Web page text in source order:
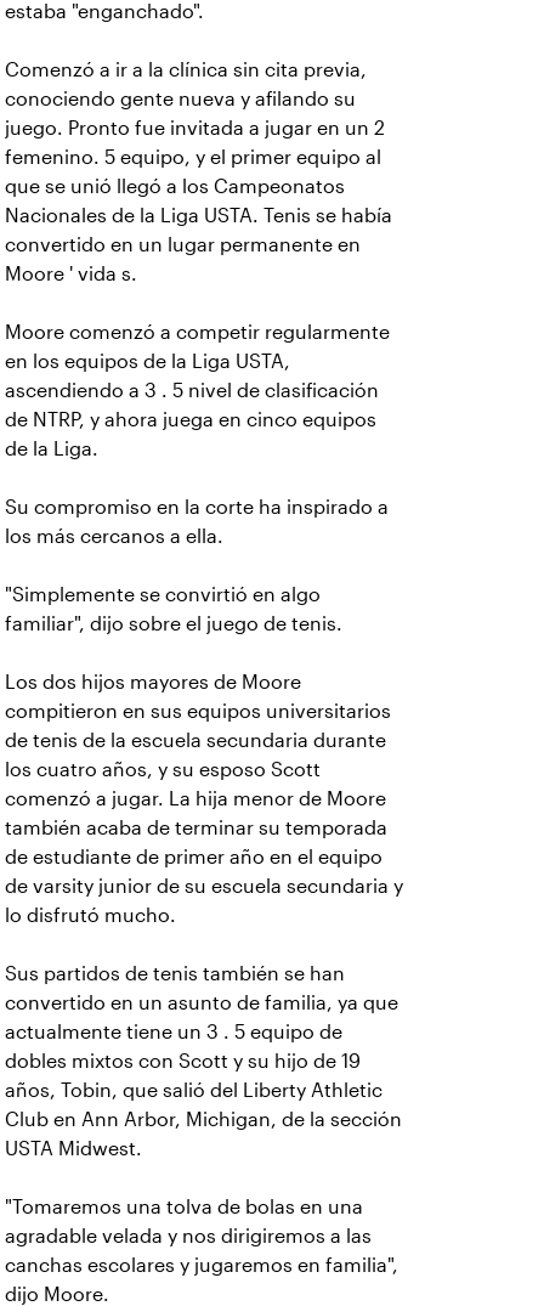
estaba "enganchado".
Comenzó a ir a la clínica sin cita previa,
conociendo gente nueva y afilando su
juego. Pronto fue invitada a jugar en un 2
femenino. 5 equipo, y el primer equipo al
que se unió llegó a los Campeonatos
Nacionales de la Liga USTA. Tenis se había
convertido en un lugar permanente en
Moore ' vida s.
Moore comenzó a competir regularmente
en los equipos de la Liga USTA,
ascendiendo a 3 . 5 nivel de clasificación
de NTRP, y ahora juega en cinco equipos
de la Liga.
Su compromiso en la corte ha inspirado a
los más cercanos a ella.
"Simplemente se convirtió en algo
familiar", dijo sobre el juego de tenis.
Los dos hijos mayores de Moore
compitieron en sus equipos universitarios
de tenis de la escuela secundaria durante
los cuatro años, y su esposo Scott
comenzó a jugar. La hija menor de Moore
también acaba de terminar su temporada
de estudiante de primer año en el equipo
de varsity junior de su escuela secundaria y
lo disfrutó mucho.
Sus partidos de tenis también se han
convertido en un asunto de familia, ya que
actualmente tiene un 3 . 5 equipo de
dobles mixtos con Scott y su hijo de 19
años, Tobin, que salió del Liberty Athletic
Club en Ann Arbor, Michigan, de la sección
USTA Midwest.
"Tomaremos una tolva de bolas en una
agradable velada y nos dirigiremos a las
canchas escolares y jugaremos en familia",
dijo Moore.